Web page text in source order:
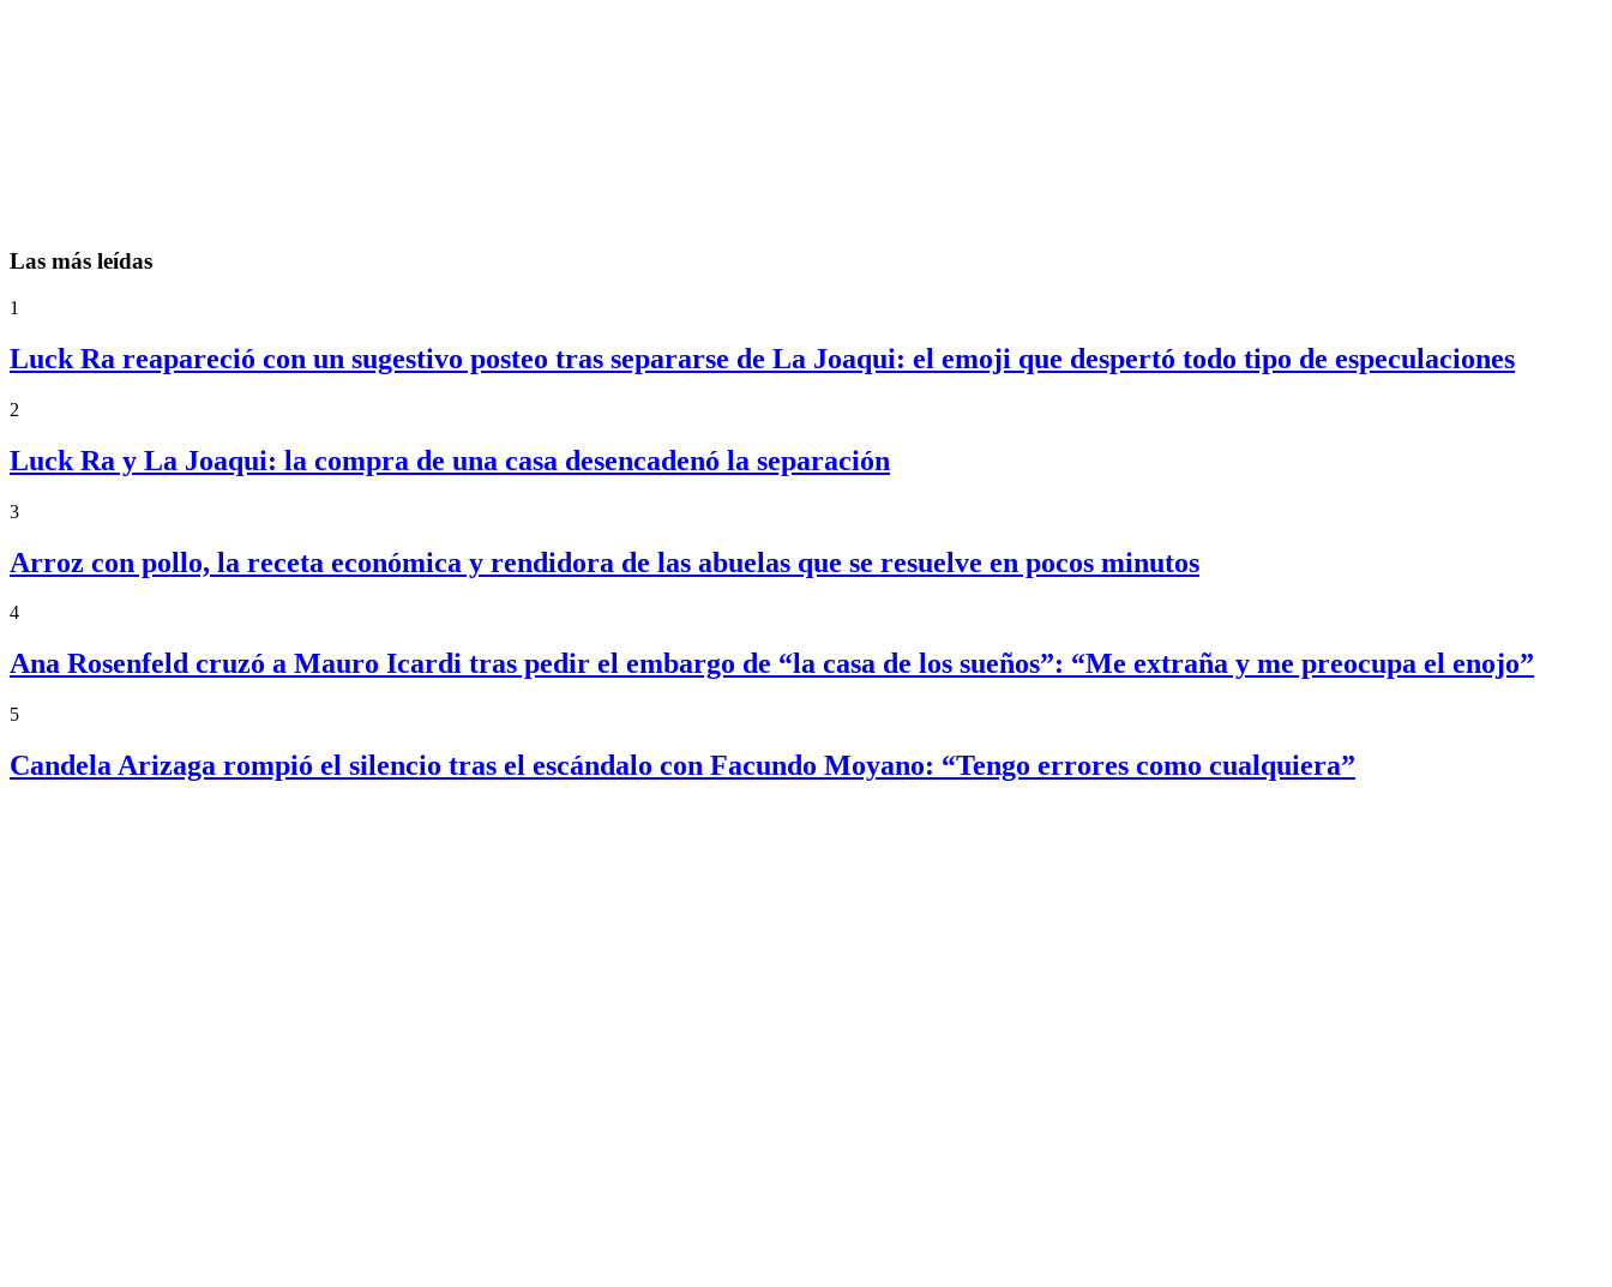
Las más leídas
1
Luck Ra reapareció con un sugestivo posteo tras separarse de La Joaqui: el emoji que despertó todo tipo de especulaciones
2
Luck Ra y La Joaqui: la compra de una casa desencadenó la separación
3
Arroz con pollo, la receta económica y rendidora de las abuelas que se resuelve en pocos minutos
4
Ana Rosenfeld cruzó a Mauro Icardi tras pedir el embargo de “la casa de los sueños”: “Me extraña y me preocupa el enojo”
5
Candela Arizaga rompió el silencio tras el escándalo con Facundo Moyano: “Tengo errores como cualquiera”